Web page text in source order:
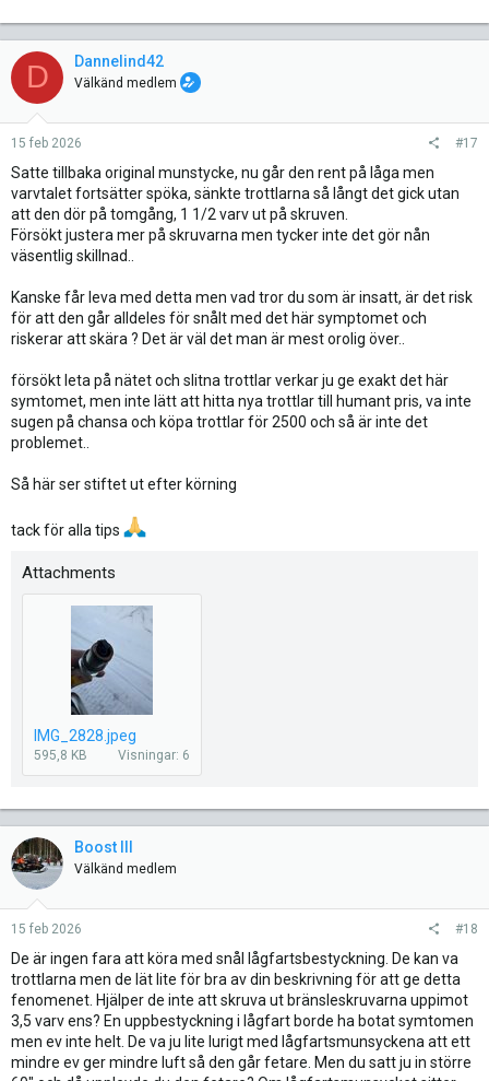
D Dannelind42
Välkänd medlem
15 feb 2026 #17
Satte tillbaka original munstycke, nu går den rent på låga men
varvtalet fortsätter spöka, sänkte trottlarna så långt det gick utan
att den dör på tomgång, 1 1/2 varv ut på skruven.
Försökt justera mer på skruvarna men tycker inte det gör nån
väsentlig skillnad..
Kanske får leva med detta men vad tror du som är insatt, är det risk
för att den går alldeles för snålt med det här symptomet och
riskerar att skära ? Det är väl det man är mest orolig över..
försökt leta på nätet och slitna trottlar verkar ju ge exakt det här
symtomet, men inte lätt att hitta nya trottlar till humant pris, va inte
sugen på chansa och köpa trottlar för 2500 och så är inte det
problemet..
Så här ser stiftet ut efter körning
tack för alla tips
Attachments
IMG_2828.jpeg
595,8 KB Visningar: 6
Boost III
Välkänd medlem
15 feb 2026 #18
De är ingen fara att köra med snål lågfartsbestyckning. De kan va
trottlarna men de lät lite för bra av din beskrivning för att ge detta
fenomenet. Hjälper de inte att skruva ut bränsleskruvarna uppimot
3,5 varv ens? En uppbestyckning i lågfart borde ha botat symtomen
men ev inte helt. De va ju lite lurigt med lågfartsmunsyckena att ett
mindre ev ger mindre luft så den går fetare. Men du satt ju in större